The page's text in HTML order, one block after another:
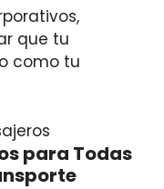
que tu
como tu
para Todas